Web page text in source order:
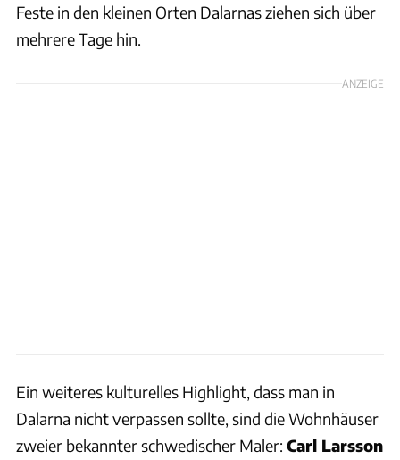
Feste in den kleinen Orten Dalarnas ziehen sich über
mehrere Tage hin.
ANZEIGE
Ein weiteres kulturelles Highlight, dass man in
Dalarna nicht verpassen sollte, sind die Wohnhäuser
zweier bekannter schwedischer Maler: Carl Larsson